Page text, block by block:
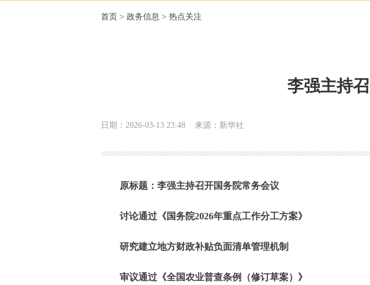
首页 > 政务信息 > 热点关注
李强主持
日期：2026-03-13 23:48 来源：新华社
原标题：李强主持召开国务院常务会议
讨论通过《国务院2026年重点工作分工方案》
研究建立地方财政补贴负面清单管理机制
审议通过《全国农业普查条例（修订草案）》